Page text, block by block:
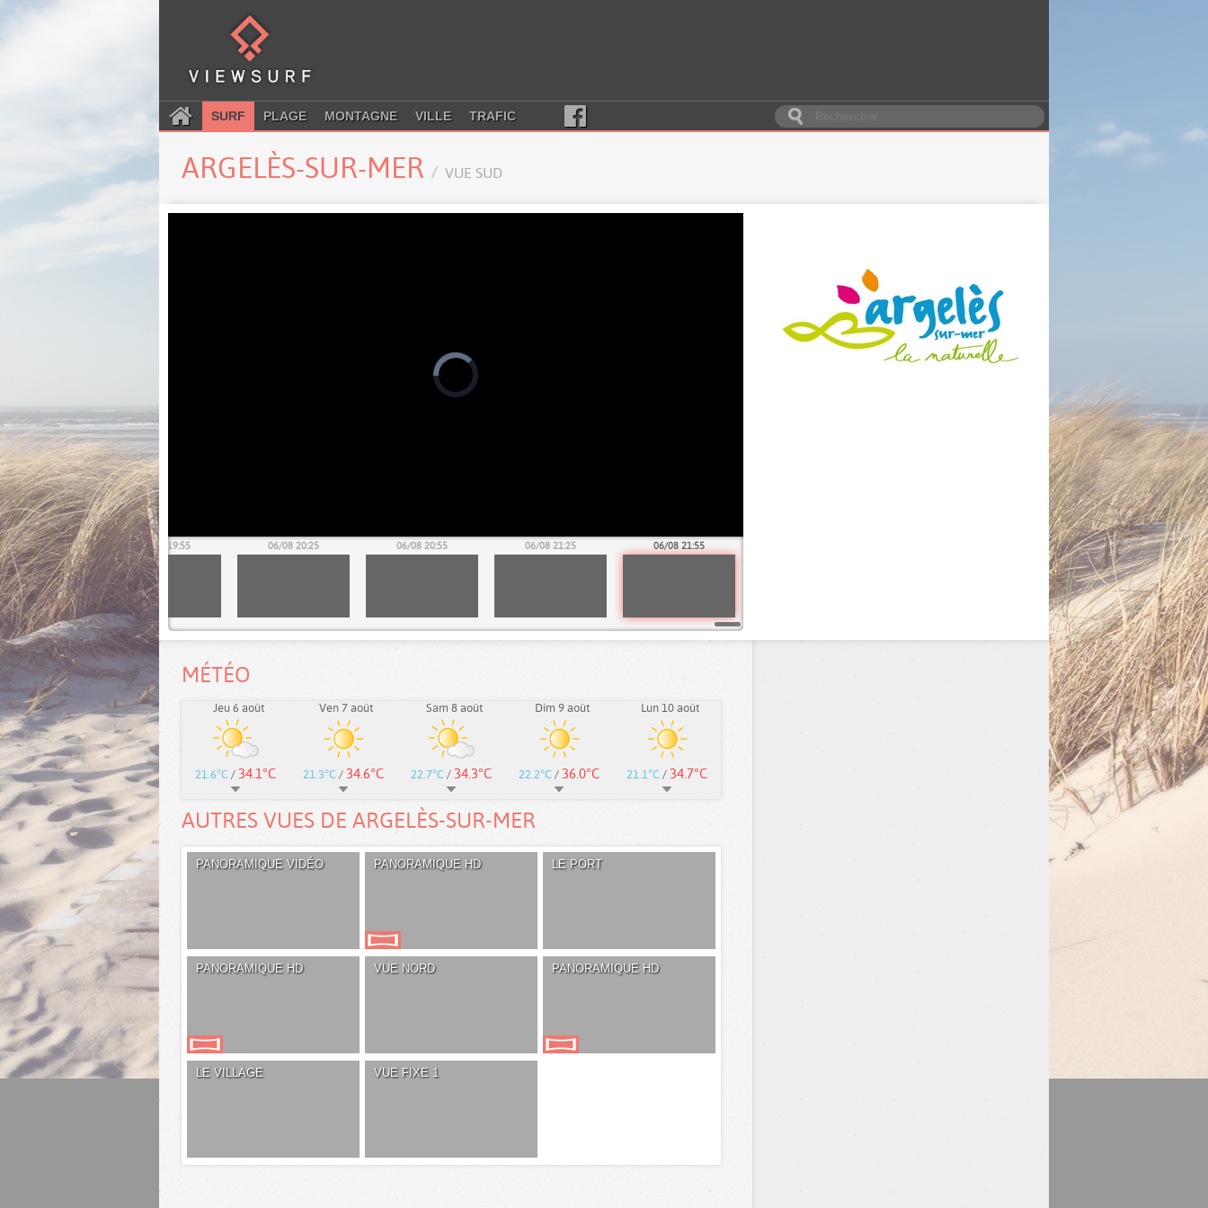
SURF PLAGE MONTAGNE VILLE TRAFIC
ARGELÈS-SUR-MER VUE SUD
06/08 19:25 06/08 19:55 06/08 20:25 06/08 20:55 06/08 21:25 06/08 21:55
MÉTÉO
Jeu 6 août
21.6°C / 34.1°C
Ven 7 août
21.3°C / 34.6°C
Sam 8 août
22.7°C / 34.3°C
Dim 9 août
22.2°C / 36.0°C
Lun 10 août
21.1°C / 34.7°C
AUTRES VUES DE ARGELÈS-SUR-MER
PANORAMIQUE VIDÉO PANORAMIQUE HD LE PORT
PANORAMIQUE HD VUE NORD PANORAMIQUE HD
LE VILLAGE VUE FIXE 1